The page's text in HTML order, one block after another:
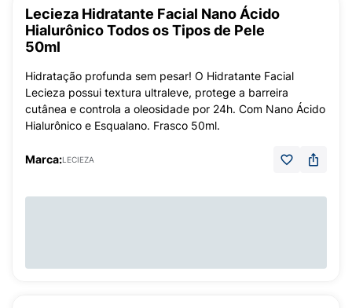
Lecieza Hidratante Facial Nano Ácido
Hialurônico Todos os Tipos de Pele
50ml
Hidratação profunda sem pesar! O Hidratante Facial
Lecieza possui textura ultraleve, protege a barreira
cutânea e controla a oleosidade por 24h. Com Nano Ácido
Hialurônico e Esqualano. Frasco 50ml.
Marca:LECIEZA